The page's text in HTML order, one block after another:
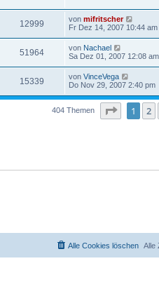
12999 von mifritscher
Fr Dez 14, 2007 10:44 am
51964 von Nachael
Sa Dez 01, 2007 12:08 am
15339 von VinceVega
Do Nov 29, 2007 2:40 pm
404 Themen Seite1 2
Alle
Alle Cookies löschen